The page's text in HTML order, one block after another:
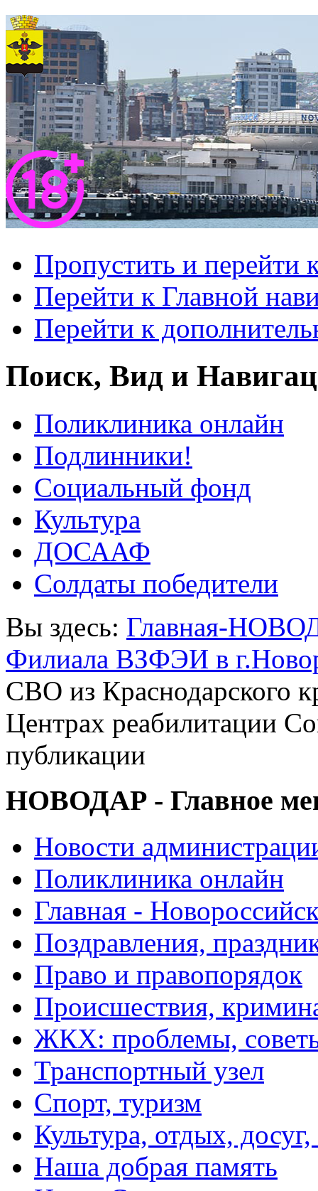
Пропустить и перейти
Перейти к Главной
Перейти к
Поиск, Вид и
Поликлиника онлайн
Подлинники!
Социальный фонд
Культура
ДОСААФ
Солдаты победители
Вы здесь: Главная-
Филиала ВЗФЭИ в
СВО из Краснодарского
Центрах реабилитации
публикации
НОВОДАР - Главное
Новости
Поликлиника онлайн
Главная -
Поздравления,
Право и правопорядок
Происшествия,
ЖКХ: проблемы,
Транспортный узел
Спорт, туризм
Культура, отдых,
Наша добрая память